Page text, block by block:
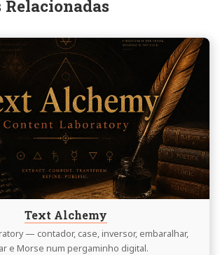
Relacionadas
Text Alchemy
— contador, case, inversor, embaralhar,
e Morse num pergaminho digital.